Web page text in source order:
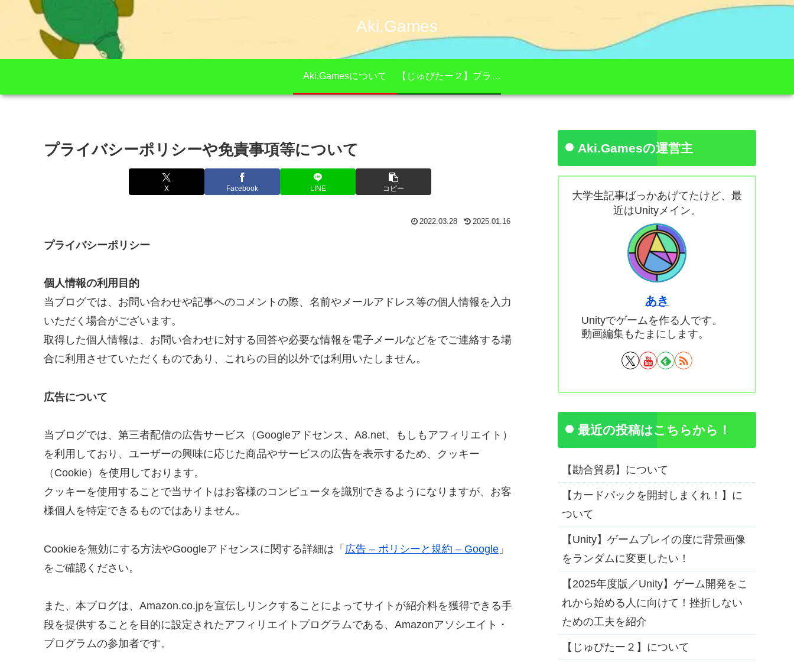
Aki.Games
Aki.Gamesについて 【じゅぴたー２】プライバシーポリシー
プライバシーポリシーや免責事項等について
X Facebook LINE コピー
2022.03.28 2025.01.16
プライバシーポリシー
個人情報の利用目的
当ブログでは、お問い合わせや記事へのコメントの際、名前やメールアドレス等の個人情報を入力
いただく場合がございます。
取得した個人情報は、お問い合わせに対する回答や必要な情報を電子メールなどをでご連絡する場
合に利用させていただくものであり、これらの目的以外では利用いたしません。
広告について
当ブログでは、第三者配信の広告サービス（Googleアドセンス、A8.net、もしもアフィリエイト）
を利用しており、ユーザーの興味に応じた商品やサービスの広告を表示するため、クッキー
（Cookie）を使用しております。
クッキーを使用することで当サイトはお客様のコンピュータを識別できるようになりますが、お客
様個人を特定できるものではありません。
Cookieを無効にする方法やGoogleアドセンスに関する詳細は「 広告 – ポリシーと規約 – Google 」
をご確認ください。
また、本ブログは、Amazon.co.jpを宣伝しリンクすることによってサイトが紹介料を獲得できる手
段を提供することを目的に設定されたアフィリエイトプログラムである、Amazonアソシエイト・
プログラムの参加者です。
Aki.Gamesの運営主
大学生記事ばっかあげてたけど、最
近はUnityメイン。
あき
Unityでゲームを作る人です。
動画編集もたまにします。
最近の投稿はこちらから！
【勘合貿易】について
【カードパックを開封しまくれ！】に
ついて
【Unity】ゲームプレイの度に背景画像
をランダムに変更したい！
【2025年度版／Unity】ゲーム開発をこ
れから始める人に向けて！挫折しない
ための工夫を紹介
【じゅぴたー２】について